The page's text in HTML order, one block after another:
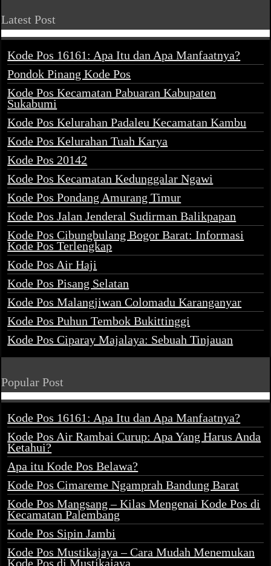
Latest Post
Kode Pos 16161: Apa Itu dan Apa Manfaatnya?
Pondok Pinang Kode Pos
Kode Pos Kecamatan Pabuaran Kabupaten
Sukabumi
Kode Pos Kelurahan Padaleu Kecamatan Kambu
Kode Pos Kelurahan Tuah Karya
Kode Pos 20142
Kode Pos Kecamatan Kedunggalar Ngawi
Kode Pos Pondang Amurang Timur
Kode Pos Jalan Jenderal Sudirman Balikpapan
Kode Pos Cibungbulang Bogor Barat: Informasi
Kode Pos Terlengkap
Kode Pos Air Haji
Kode Pos Pisang Selatan
Kode Pos Malangjiwan Colomadu Karanganyar
Kode Pos Puhun Tembok Bukittinggi
Kode Pos Ciparay Majalaya: Sebuah Tinjauan
Popular Post
Kode Pos 16161: Apa Itu dan Apa Manfaatnya?
Kode Pos Air Rambai Curup: Apa Yang Harus Anda
Ketahui?
Apa itu Kode Pos Belawa?
Kode Pos Cimareme Ngamprah Bandung Barat
Kode Pos Mangsang – Kilas Mengenai Kode Pos di
Kecamatan Palembang
Kode Pos Sipin Jambi
Kode Pos Mustikajaya – Cara Mudah Menemukan
Kode Pos di Mustikajaya